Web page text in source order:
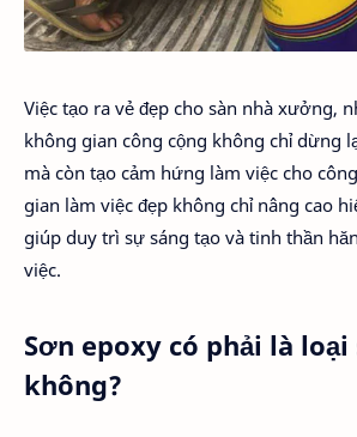
Việc tạo ra vẻ đẹp cho sàn nhà xưởng,
không gian công cộng không chỉ dừng
mà còn tạo cảm hứng làm việc cho
gian làm việc đẹp không chỉ nâng cao
giúp duy trì sự sáng tạo và tinh thần
việc.
Sơn epoxy có phải là
không?